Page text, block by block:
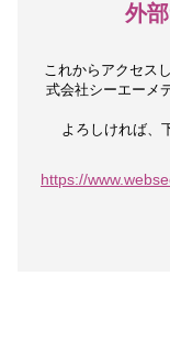
外
これからアクセス
式会社シーエーメ
よろしければ、
https://